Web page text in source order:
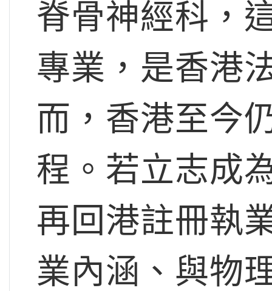
脊骨神經科，
專業，是香港
而，香港至今
程。若立志成
再回港註冊執
業內涵、與物